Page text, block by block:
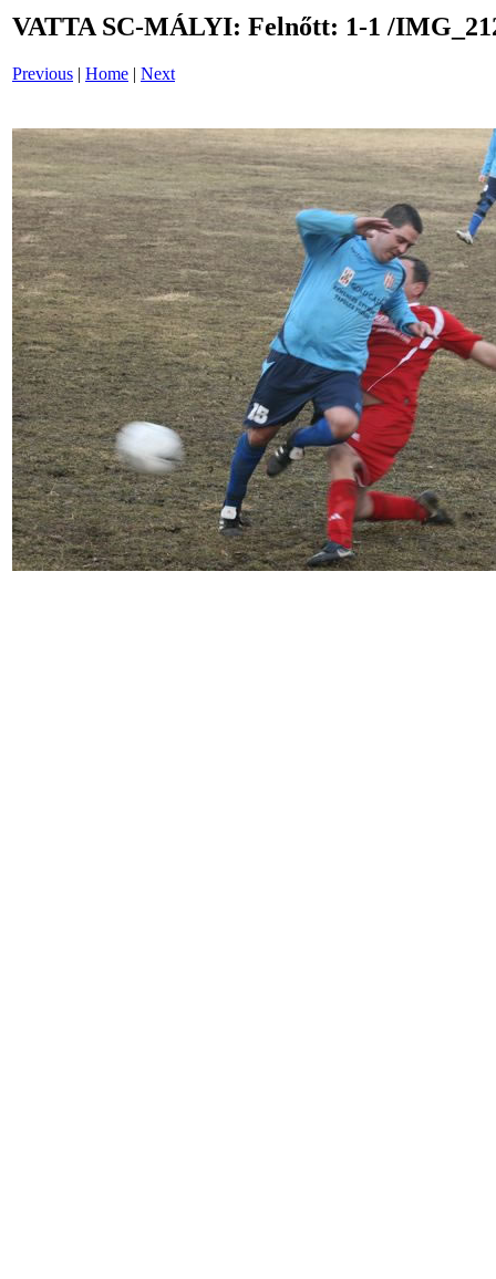
VATTA SC-MÁLYI: Felnőtt: 1-1 /
Previous | Home | Next